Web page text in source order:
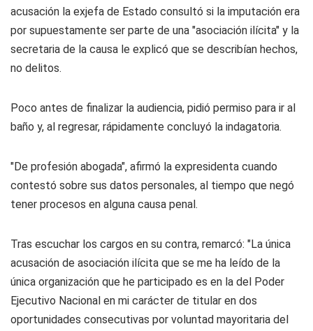
acusación la exjefa de Estado consultó si la imputación era
por supuestamente ser parte de una "asociación ilícita" y la
secretaria de la causa le explicó que se describían hechos,
no delitos.
Poco antes de finalizar la audiencia, pidió permiso para ir al
baño y, al regresar, rápidamente concluyó la indagatoria.
"De profesión abogada", afirmó la expresidenta cuando
contestó sobre sus datos personales, al tiempo que negó
tener procesos en alguna causa penal.
Tras escuchar los cargos en su contra, remarcó: "La única
acusación de asociación ilícita que se me ha leído de la
única organización que he participado es en la del Poder
Ejecutivo Nacional en mi carácter de titular en dos
oportunidades consecutivas por voluntad mayoritaria del